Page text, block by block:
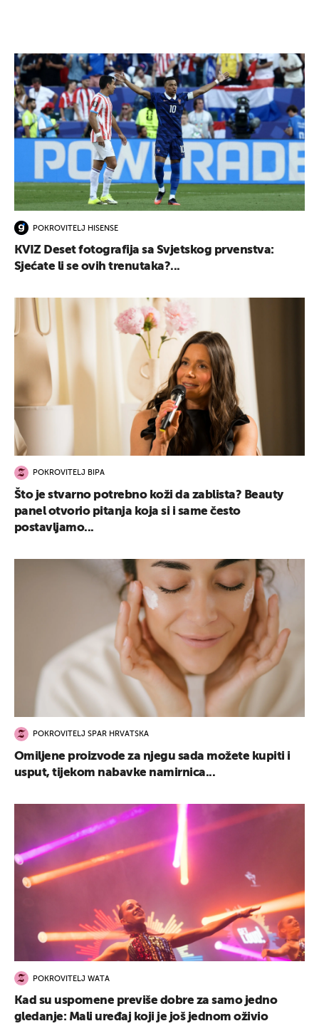
POKROVITELJ HISENSE
KVIZ Deset fotografija sa Svjetskog prvenstva:
Sjećate li se ovih trenutaka?...
POKROVITELJ BIPA
Što je stvarno potrebno koži da zablista? Beauty
panel otvorio pitanja koja si i same često
postavljamo...
POKROVITELJ SPAR HRVATSKA
Omiljene proizvode za njegu sada možete kupiti i
usput, tijekom nabavke namirnica...
POKROVITELJ WATA
Kad su uspomene previše dobre za samo jedno
gledanje: Mali uređaj koji je još jednom oživio